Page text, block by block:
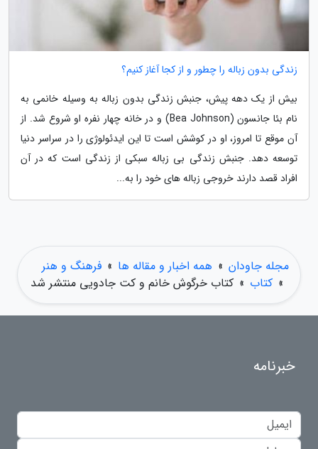
زندگی بدون زباله را چطور و از کجا آغاز کنیم؟
بیش از یک دهه پیش، جنبش زندگی بدون زباله به وسیله خانمی به
نام بئا جانسون (Bea Johnson) و در خانه چهار نفره او شروع شد. از
آن موقع تا امروز، او در کوشش است تا این ایدئولوژی را در سراسر دنیا
توسعه دهد. جنبش زندگی بی زباله سبکی از زندگی است که در آن
افراد قصد دارند خروجی زباله های خود را به...
مجله جاودان » همه اخبار و مقاله ها » فرهنگ و هنر
» کتاب » کتاب خرگوش خانم و کت جادویی منتشر شد
خبرنامه